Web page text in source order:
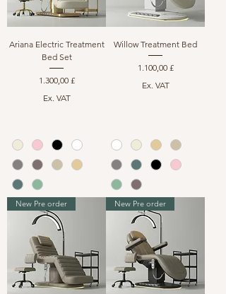
Ariana Electric Treatment
Bed Set
Preis
1.300,00 £
Ex. VAT
Willow Treatment Bed
Preis
1.100,00 £
Ex. VAT
New Pre order New Pre order